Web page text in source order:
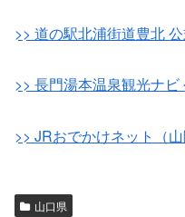
>> 道の駅北浦街道豊北
>> 長門湯本温泉観光ナビ
>> JRおでかけネット（山
山口県